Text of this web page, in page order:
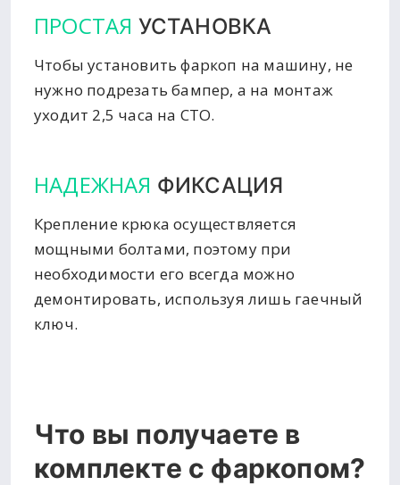
ПРОСТАЯ УСТАНОВКА
Чтобы установить фаркоп на машину, не
нужно подрезать бампер, а на монтаж
уходит 2,5 часа на СТО.
НАДЕЖНАЯ ФИКСАЦИЯ
Крепление крюка осуществляется
мощными болтами, поэтому при
необходимости его всегда можно
демонтировать, используя лишь гаечный
ключ.
Что вы получаете в
комплекте с фаркопом?